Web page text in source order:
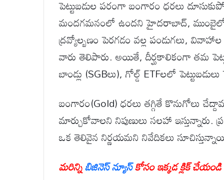
పెట్టుబడుల పరంగా బంగారం ధరలు
మందగమనంలో ఉందని హైదరాబాద్, ముంబైలోని
ద్రవ్యోల్బణం పెరగడం వల్ల పండుగలు,
వారు తెలిపారు. అయితే, దీర్ఘకాలికంగా తమ
బాండ్లు (SGBలు), గోల్డ్ ETFలలో
బంగారం(Gold) ధరలు తగ్గితే కొనుగోలు
మార్చుకోవాలని నిపుణులు సలహా ఇస్తున్నారు.
ఒక తెలివైన నిర్ణయమని నివేదికలు
మరిన్నిబిజినెస్ న్యూస్కోసం ఇక్కడ క్లిక్ చేయండి